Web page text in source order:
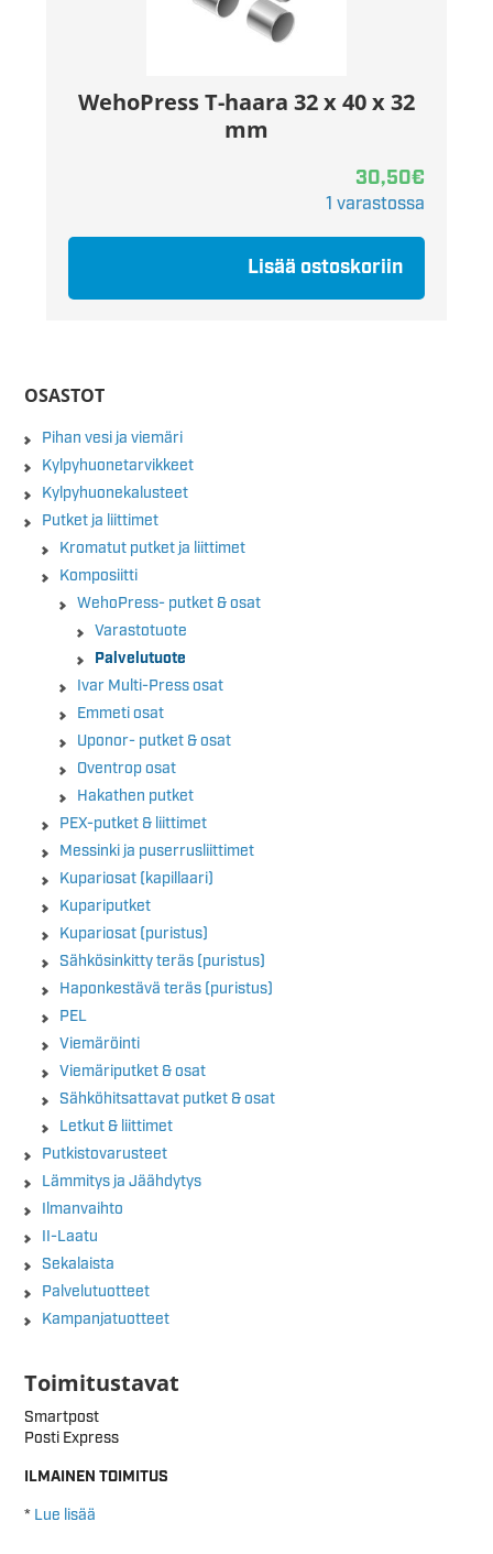
WehoPress T-haara 32 x 40 x 32
mm
30,50€
1 varastossa
Lisää ostoskoriin
OSASTOT
Pihan vesi ja viemäri
Kylpyhuonetarvikkeet
Kylpyhuonekalusteet
Putket ja liittimet
Kromatut putket ja liittimet
Komposiitti
WehoPress- putket & osat
Varastotuote
Palvelutuote
Ivar Multi-Press osat
Emmeti osat
Uponor- putket & osat
Oventrop osat
Hakathen putket
PEX-putket & liittimet
Messinki ja puserrusliittimet
Kupariosat (kapillaari)
Kupariputket
Kupariosat (puristus)
Sähkösinkitty teräs (puristus)
Haponkestävä teräs (puristus)
PEL
Viemäröinti
Viemäriputket & osat
Sähköhitsattavat putket & osat
Letkut & liittimet
Putkistovarusteet
Lämmitys ja Jäähdytys
Ilmanvaihto
II-Laatu
Sekalaista
Palvelutuotteet
Kampanjatuotteet
Toimitustavat
Smartpost
Posti Express
ILMAINEN TOIMITUS
* Lue lisää